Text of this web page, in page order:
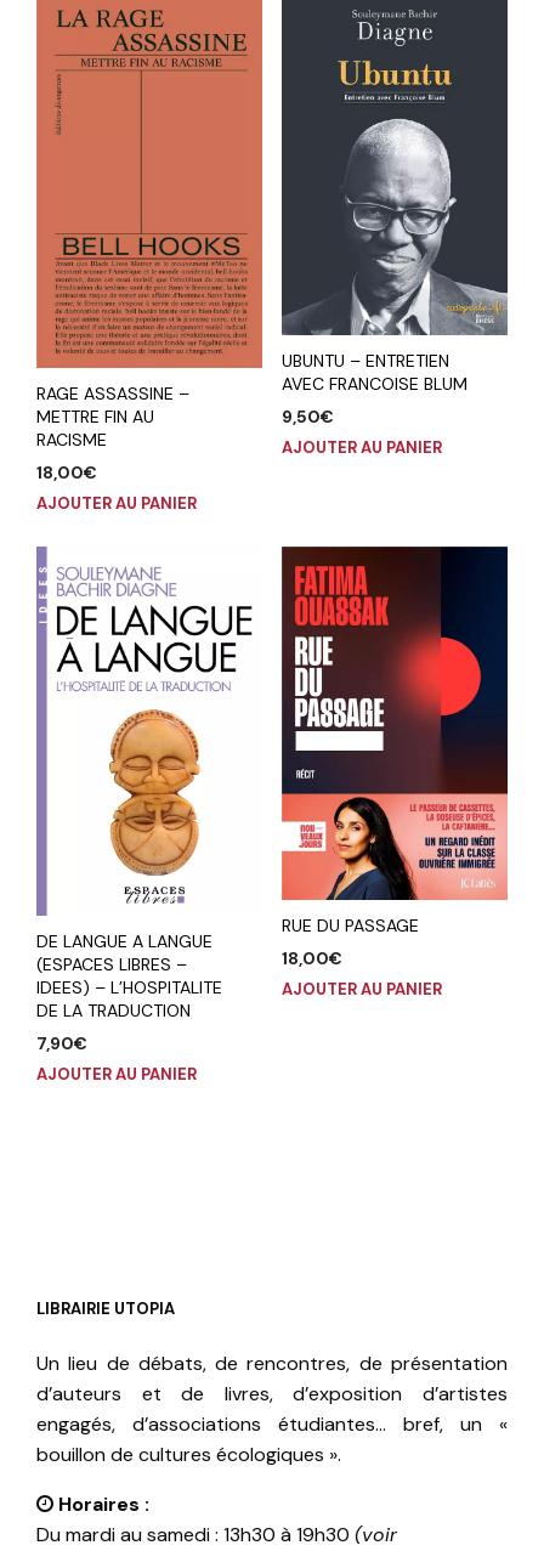
RAGE ASSASSINE –
METTRE FIN AU
RACISME
18,00€
AJOUTER AU PANIER
UBUNTU – ENTRETIEN
AVEC FRANCOISE BLUM
9,50€
AJOUTER AU PANIER
DE LANGUE A LANGUE
(ESPACES LIBRES –
IDEES) – L’HOSPITALITE
DE LA TRADUCTION
7,90€
AJOUTER AU PANIER
RUE DU PASSAGE
18,00€
AJOUTER AU PANIER
LIBRAIRIE UTOPIA
Un lieu de débats, de rencontres, de présentation
d’auteurs et de livres, d’exposition d’artistes
engagés, d’associations étudiantes… bref, un «
bouillon de cultures écologiques ».
Horaires :
Du mardi au samedi : 13h30 à 19h30 (voir